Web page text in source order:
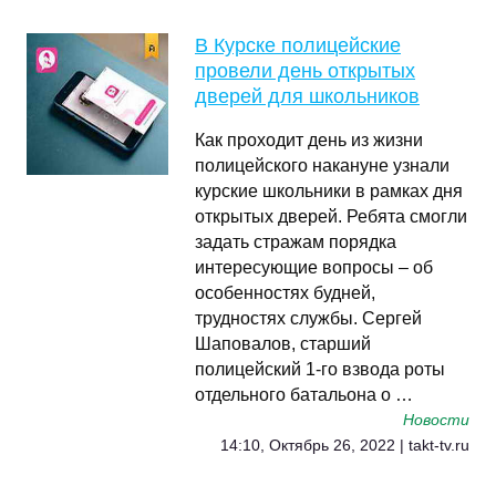
В Курске полицейские
провели день открытых
дверей для школьников
Как проходит день из жизни
полицейского накануне узнали
курские школьники в рамках дня
открытых дверей. Ребята смогли
задать стражам порядка
интересующие вопросы – об
особенностях будней,
трудностях службы. Сергей
Шаповалов, старший
полицейский 1-го взвода роты
отдельного батальона о …
Новости
14:10, Октябрь 26, 2022 | takt-tv.ru